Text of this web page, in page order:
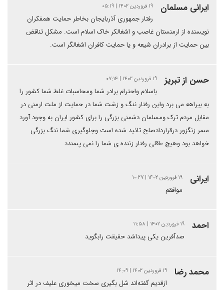
ایرانی مسلمان ۱۹ فروردین ۱۴۰۲ | ۰۵:۱۹
رفتار جمهوری آذربایجان بخاطر حمایت همفکران
نویسنده از ارمنستان غاصب و اشغالکر خاک اسلام است. مشکل تناقض
بین حمایت از برادران شیعه و یا حمایت کافران اشغالگر است.
حسن از تبریز ۱۹ فروردین ۱۴۰۲ | ۰۷:۱۴
باسلام واحترام برادر شما ومحاسبات غلط شما کشور را
به بیراهه می برد واین رفتار ننگ و زشت شما در حمایت از ملت ارمنی در
مقابل مردم ترک ومسلمان دشمنی بزرگی را برای کشور ایران به وجود آورد
مسر زنگزور درقراردادصلح تائید شده است وجلوگیری شما ننگ بزرگی
خواهد بود وهیچ عاقلی رفتار زننده ی شما را نمی پسندد
ایرانی ۱۹ فروردین ۱۴۰۲ | ۱۰:۲۷
موافقم
احمد ۱۹ فروردین ۱۴۰۲ | ۱۱:۵۸
صدآفرین یکی پیداشد حقیقت رابگوید
محمد رضا ۱۹ فروردین ۱۴۰۲ | ۱۴:۰۹
ازقدیم گفته‌اند شل بگیری سخت میخوری علیف در اثر